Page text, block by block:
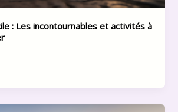
: Les incontournables et activités à